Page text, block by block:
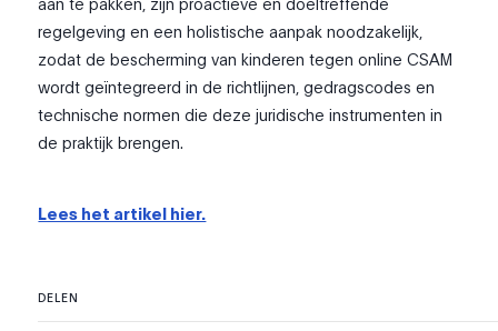
regelgeving en een holistische aanpak noodzakelijk,
zodat de bescherming van kinderen tegen online CSAM
wordt geïntegreerd in de richtlijnen, gedragscodes en
technische normen die deze juridische instrumenten in
de praktijk brengen.
Lees het artikel hier.
DELEN